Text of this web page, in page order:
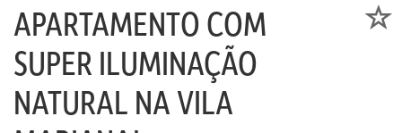
APARTAMENTO COM
SUPER ILUMINAÇÃO
NATURAL NA VILA